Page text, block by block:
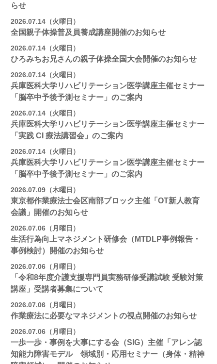
らせ
2026.07.14（火曜日）
全国親子体操普及員養成講座開催のお知らせ
2026.07.14（火曜日）
ひろみちお兄さんの親子体操全国大会開催のお知らせ
2026.07.14（火曜日）
兵庫医科大学リハビリテーション医学講座主催セミナー
「脳卒中予後予測セミナー」のご案内
2026.07.14（火曜日）
兵庫医科大学リハビリテーション医学講座主催セミナー
「実践 CI 療法講習会」のご案内
2026.07.14（火曜日）
兵庫医科大学リハビリテーション医学講座主催セミナー
「脳卒中予後予測セミナー」のご案内
2026.07.09（木曜日）
東京都作業療法士会区南部ブロック主催「OT新人教育
会議」開催のお知らせ
2026.07.06（月曜日）
生活行為向上マネジメント研修会（MTDLP事例報告・
事例検討）開催のお知らせ
2026.07.06（月曜日）
「令和8年度介護支援専門員実務研修受講試験 受験対策
講座」受講者募集について
2026.07.06（月曜日）
作業療法に必要なマネジメントの視点開催のお知らせ
2026.07.06（月曜日）
一歩一歩・事例を大事にする会（SIG）主催「アレン認
知能力障害モデル 領域別・応用セミナー（身体・精神